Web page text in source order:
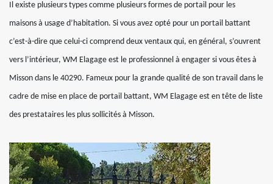
Il existe plusieurs types comme plusieurs formes de portail pour les
maisons à usage d’habitation. Si vous avez opté pour un portail battant
c’est-à-dire que celui-ci comprend deux ventaux qui, en général, s’ouvrent
vers l’intérieur, WM Elagage est le professionnel à engager si vous êtes à
Misson dans le 40290. Fameux pour la grande qualité de son travail dans le
cadre de mise en place de portail battant, WM Elagage est en tête de liste
des prestataires les plus sollicités à Misson.